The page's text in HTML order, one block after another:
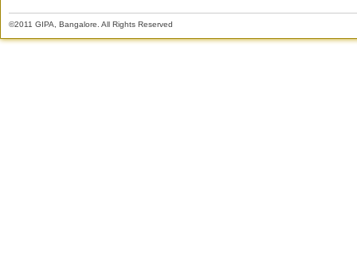
©2011 GIPA, Bangalore. All Rights Reserved